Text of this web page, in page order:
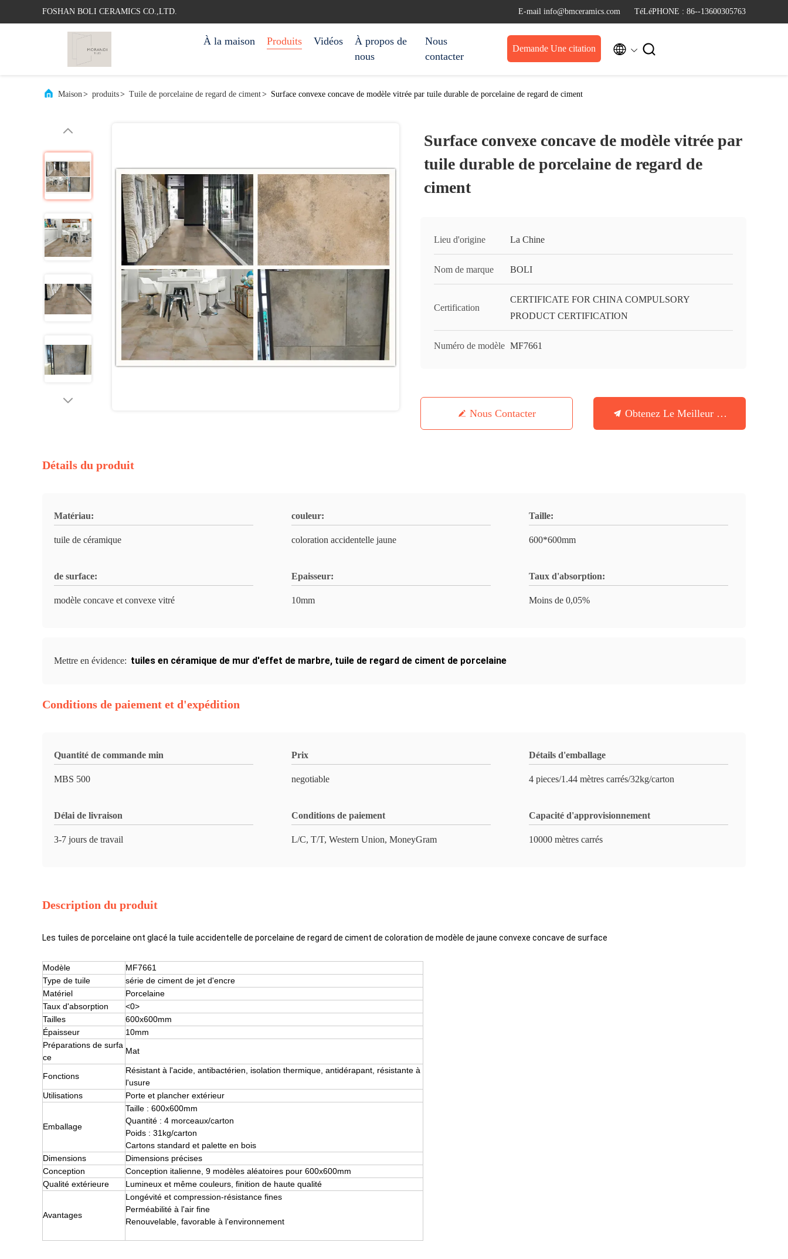
FOSHAN BOLI CERAMICS CO.,LTD. E-mail info@bmceramics.com TéLéPHONE : 86--13600305763
À la maison Produits Vidéos
À propos de
nous
Nous
contacter
Demande Une citation  
Maison> produits> Tuile de porcelaine de regard de ciment> Surface convexe concave de modèle vitrée par tuile durable de porcelaine de regard de ciment
Surface convexe concave de modèle vitrée par
tuile durable de porcelaine de regard de
ciment
Lieu d'origine La Chine
Nom de marque BOLI
Certification
CERTIFICATE FOR CHINA COMPULSORY
PRODUCT CERTIFICATION
Numéro de modèle MF7661
Nous Contacter Obtenez Le Meilleur Prix
Détails du produit
Matériau:
tuile de céramique
couleur:
coloration accidentelle jaune
Taille:
600*600mm
de surface:
modèle concave et convexe vitré
Epaisseur:
10mm
Taux d'absorption:
Moins de 0,05%
Mettre en évidence: tuiles en céramique de mur d'effet de marbre, tuile de regard de ciment de porcelaine
Conditions de paiement et d'expédition
Quantité de commande min
MBS 500
Prix
negotiable
Détails d'emballage
4 pieces/1.44 mètres carrés/32kg/carton
Délai de livraison
3-7 jours de travail
Conditions de paiement
L/C, T/T, Western Union, MoneyGram
Capacité d'approvisionnement
10000 mètres carrés
Description du produit
Les tuiles de porcelaine ont glacé la tuile accidentelle de porcelaine de regard de ciment de coloration de modèle de jaune convexe concave de surface
Modèle
MF7661
Type de tuile
série de ciment de jet d'encre
Matériel
Porcelaine
Taux d'absorption
<0>
Tailles
600x600mm
Épaisseur
10mm
Préparations de surfa
ce
Mat
Fonctions
Résistant à l'acide, antibactérien, isolation thermique, antidérapant, résistante à
l'usure
Utilisations
Porte et plancher extérieur
Emballage
Taille : 600x600mm
Quantité : 4 morceaux/carton
Poids : 31kg/carton
Cartons standard et palette en bois
Dimensions
Dimensions précises
Conception
Conception italienne, 9 modèles aléatoires pour 600x600mm
Qualité extérieure
Lumineux et même couleurs, finition de haute qualité
Avantages
Longévité et compression-résistance fines
Perméabilité à l'air fine
Renouvelable, favorable à l'environnement